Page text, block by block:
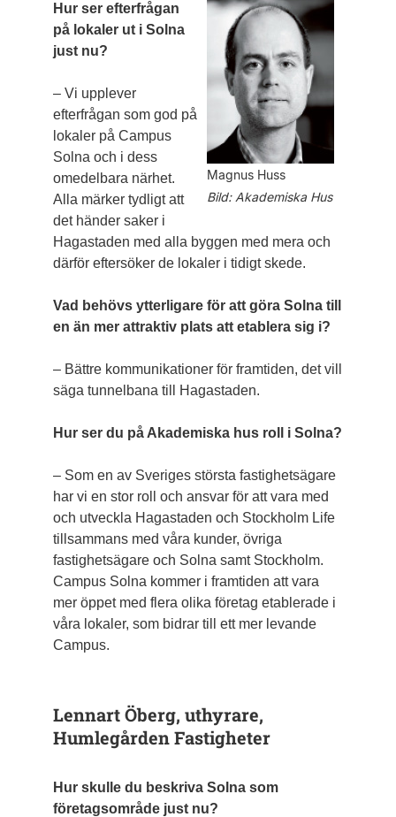
Magnus Huss
Bild: Akademiska Hus
Hur ser efterfrågan
på lokaler ut i Solna
just nu?
– Vi upplever
efterfrågan som god på
lokaler på Campus
Solna och i dess
omedelbara närhet.
Alla märker tydligt att
det händer saker i
Hagastaden med alla byggen med mera och
därför eftersöker de lokaler i tidigt skede.
Vad behövs ytterligare för att göra Solna till
en än mer attraktiv plats att etablera sig i?
– Bättre kommunikationer för framtiden, det vill
säga tunnelbana till Hagastaden.
Hur ser du på Akademiska hus roll i Solna?
– Som en av Sveriges största fastighetsägare
har vi en stor roll och ansvar för att vara med
och utveckla Haga­staden och Stockholm Life
tillsammans med våra kunder, övriga
fastighetsägare och Solna samt Stockholm.
Campus Solna kommer i framtiden att vara
mer öppet med flera olika företag etablerade i
våra lokaler, som bidrar till ett mer levande
Campus.
Lennart Öberg, uthyrare,
Humlegården Fastigheter
Hur skulle du beskriva Solna som
företagsområde just nu?